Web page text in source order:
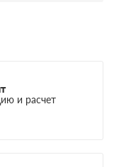
и расчет